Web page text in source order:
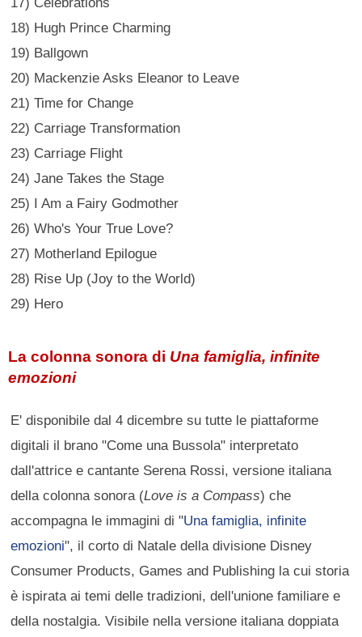
18) Hugh Prince Charming
19) Ballgown
20) Mackenzie Asks Eleanor to Leave
21) Time for Change
22) Carriage Transformation
23) Carriage Flight
24) Jane Takes the Stage
25) I Am a Fairy Godmother
26) Who's Your True Love?
27) Motherland Epilogue
28) Rise Up (Joy to the World)
29) Hero
La colonna sonora di Una famiglia, infinite
emozioni
E' disponibile dal 4 dicembre su tutte le piattaforme
digitali il brano "Come una Bussola" interpretato
dall'attrice e cantante Serena Rossi, versione italiana
della colonna sonora (Love is a Compass) che
accompagna le immagini di "Una famiglia, infinite
emozioni", il corto di Natale della divisione Disney
Consumer Products, Games and Publishing la cui storia
è ispirata ai temi delle tradizioni, dell'unione familiare e
della nostalgia. Visibile nella versione italiana doppiata